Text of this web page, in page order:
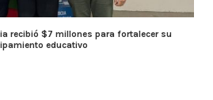
recibió $7 millones para fortalecer su
educativo